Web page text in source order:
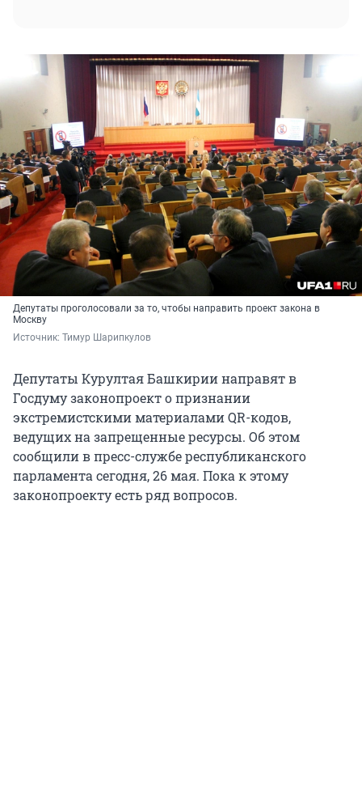
Депутаты проголосовали за то, чтобы направить проект закона в
Москву
Источник: Тимур Шарипкулов
Депутаты Курултая Башкирии направят в
Госдуму законопроект о признании
экстремистскими материалами QR-кодов,
ведущих на запрещенные ресурсы. Об этом
сообщили в пресс-службе республиканского
парламента сегодня, 26 мая. Пока к этому
законопроекту есть ряд вопросов.